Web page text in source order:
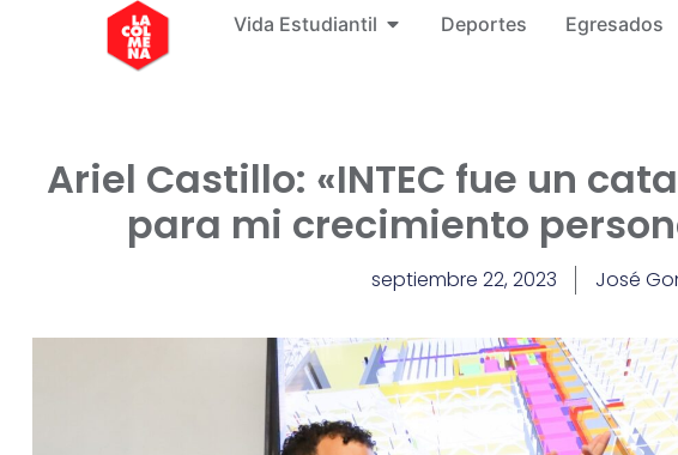
Vida Estudiantil Deportes Egresados
Ariel Castillo: «INTEC fue un
para mi crecimiento
septiembre 22, 2023 José